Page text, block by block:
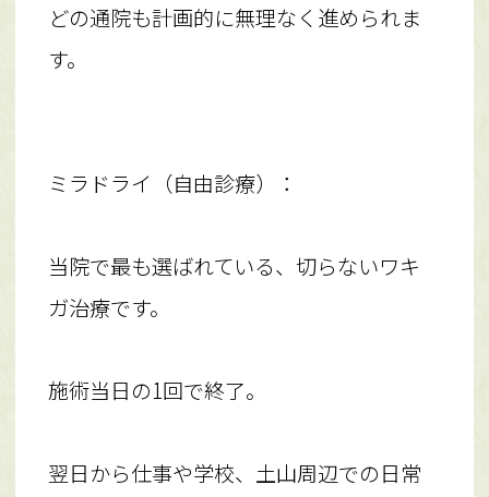
どの通院も計画的に無理なく進められま
す。
ミラドライ（自由診療）：
当院で最も選ばれている、切らないワキ
ガ治療です。
施術当日の1回で終了。
翌日から仕事や学校、土山周辺での日常